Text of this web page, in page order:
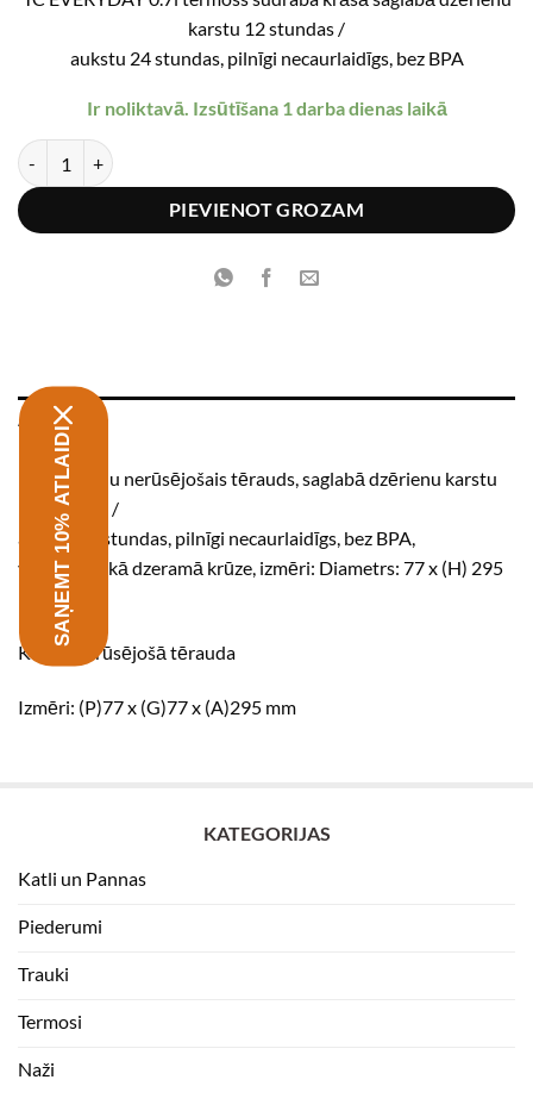
was:
€27.99.
is:
€22.39.
karstu 12 stundas /
aukstu 24 stundas, pilnīgi necaurlaidīgs, bez BPA
Ir noliktavā. Izsūtīšana 1 darba dienas laikā
THERMOS® TC EVERYDAY 0.7l termoss sudraba krāsā daudzums
PIEVIENOT GROZAM
APRAKSTS
Dubultsienu nerūsējošais tērauds, saglabā dzērienu karstu
12 stundas /
aukstu 24 stundas, pilnīgi necaurlaidīgs, bez BPA,
vāks kalpo kā dzeramā krūze, izmēri: Diametrs: 77 x (H) 295
Krāsa: nerūsējošā tērauda
Izmēri: (P)77 x (G)77 x (A)295 mm
KATEGORIJAS
Katli un Pannas
Piederumi
Trauki
Termosi
Naži
SAŅEMT 10% ATLAIDI